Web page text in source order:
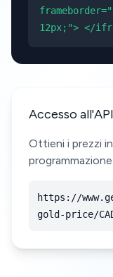
12px;"> </
Accesso all'API
Ottieni i prezzi
https://
gold-price/